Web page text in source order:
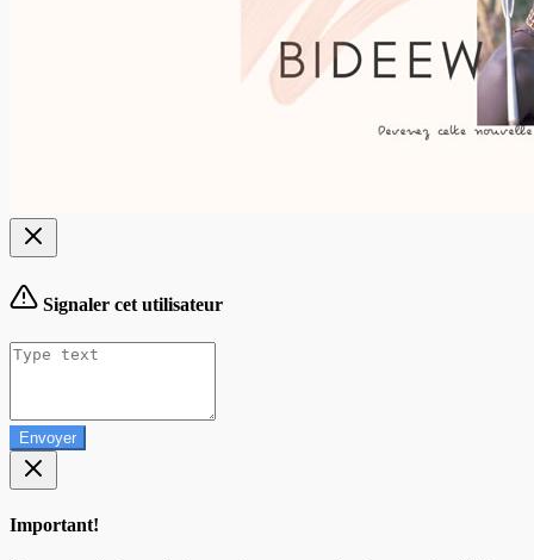
Signaler cet utilisateur
Envoyer
Important!